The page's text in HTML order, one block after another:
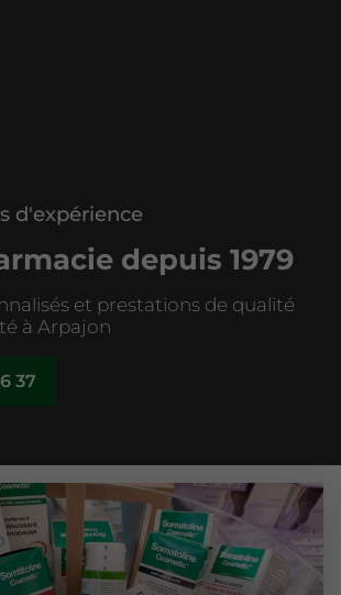
d'expérience
depuis 1979
et prestations de qualité
à Arpajon
37